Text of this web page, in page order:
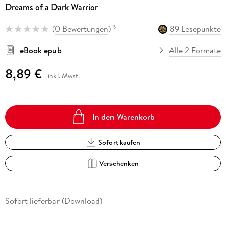
Dreams of a Dark Warrior
(0 Bewertungen)15
89 Lesepunkte
eBook epub
Alle 2 Formate
8,89 € inkl. Mwst.
In den Warenkorb
Sofort kaufen
Verschenken
Sofort lieferbar (Download)